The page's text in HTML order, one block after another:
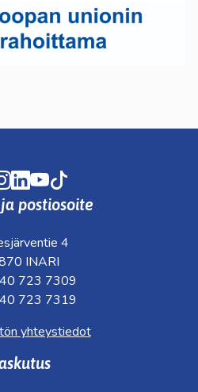
Instagram
LinkedIn
Youtube
postiosoite
4
INARI
723 7309
723 7319
yhteystiedot